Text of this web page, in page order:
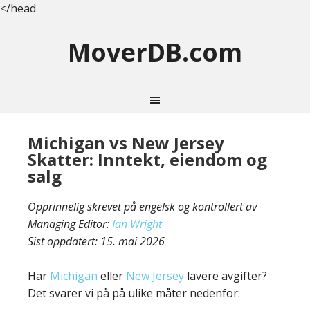
</head
MoverDB.com
Michigan vs New Jersey
Skatter: Inntekt, eiendom og
salg
Opprinnelig skrevet på engelsk og kontrollert av
Managing Editor:Ian Wright
Sist oppdatert: 15. mai 2026
Har Michigan eller New Jersey lavere avgifter?
Det svarer vi på på ulike måter nedenfor: